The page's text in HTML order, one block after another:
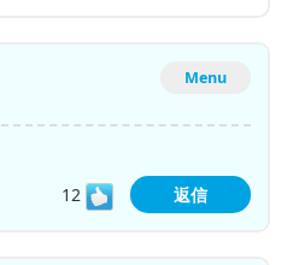
Menu
12
返信